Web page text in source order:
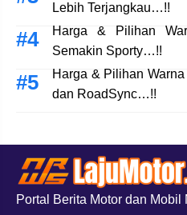
Lebih Terjangkau…!!
Harga & Pilihan
Semakin Sporty…!!
Harga & Pilihan
dan RoadSync…!!
Portal Berita Motor dan Mobil